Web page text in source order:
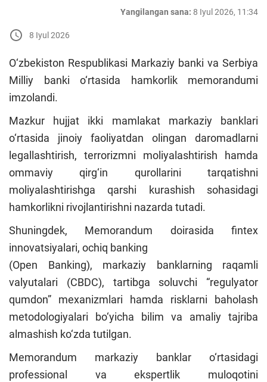
Yangilangan sana: 8 Iyul 2026, 11:34
8 Iyul 2026
O‘zbekiston Respublikasi Markaziy banki va Serbiya
Milliy banki o‘rtasida hamkorlik memorandumi
imzolandi.
Mazkur hujjat ikki mamlakat markaziy banklari
o‘rtasida jinoiy faoliyatdan olingan daromadlarni
legallashtirish, terrorizmni moliyalashtirish hamda
ommaviy qirg‘in qurollarini tarqatishni
moliyalashtirishga qarshi kurashish sohasidagi
hamkorlikni rivojlantirishni nazarda tutadi.
Shuningdek, Memorandum doirasida fintex
innovatsiyalari, ochiq banking
(Open Banking), markaziy banklarning raqamli
valyutalari (CBDC), tartibga soluvchi “regulyator
qumdon” mexanizmlari hamda risklarni baholash
metodologiyalari bo‘yicha bilim va amaliy tajriba
almashish ko‘zda tutilgan.
Memorandum markaziy banklar o‘rtasidagi
professional va ekspertlik muloqotini